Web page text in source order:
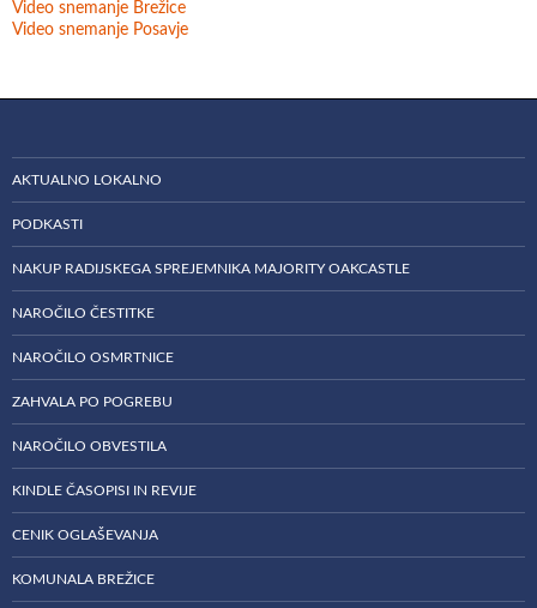
Video snemanje Brežice
Video snemanje Posavje
AKTUALNO LOKALNO
PODKASTI
NAKUP RADIJSKEGA SPREJEMNIKA MAJORITY OAKCASTLE
NAROČILO ČESTITKE
NAROČILO OSMRTNICE
ZAHVALA PO POGREBU
NAROČILO OBVESTILA
KINDLE ČASOPISI IN REVIJE
CENIK OGLAŠEVANJA
KOMUNALA BREŽICE